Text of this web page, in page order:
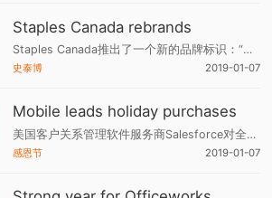
Staples Canada rebrands
Staples Canada推出了一个新的品牌标识：“工作和学习公司”。这一变化反映在更新的品牌标志上，并在加拿大推出了两家概念店。这些网点将提供全新的零售体验，鼓励客户与发现区域互动，以测试和学习精选的产品解决方案。
史泰博 2019-01-07
Mobile leads holiday purchases
美国客户关系管理软件服务商Salesforce对全球30多个国家数亿名购物者进行观察，数据显示在感恩节5天假期（2018年11月22日至26日）的购物订单中有66%是通过手机在线下单，其中剁手星期一的订单量达49％。
感恩节 2019-01-07